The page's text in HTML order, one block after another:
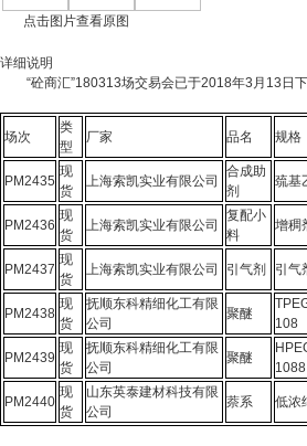
点击图片查看原图
详细说明
“砼商汇”180313场交易会已于2018年3月13日
场次
类
型
厂家 品名 规格
PM2435
现
货
上海索凯实业有限公司
合成助
剂
巯基
PM2436
现
货
上海索凯实业有限公司
复配小
料
增稠
PM2437
现
货
上海索凯实业有限公司 引气剂 引气
PM2438
现
货
抚顺东科精细化工有限
公司
聚醚
108
PM2439
现
货
抚顺东科精细化工有限
公司
聚醚
1088
PM2440
现
货
山东英泰建材科技有限
公司
萘系 低浓